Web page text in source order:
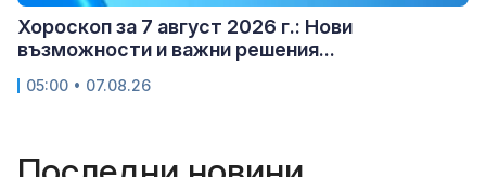
Хороскоп за 7 август 2026 г.: Нови
възможности и важни решения...
05:00 • 07.08.26